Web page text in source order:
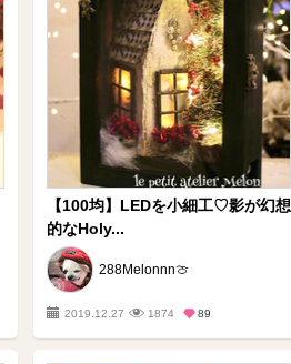
【100均】LEDを小細工♡影が幻想
的なHoly...
288Melonnn🍈
2019.12.27 1874 89